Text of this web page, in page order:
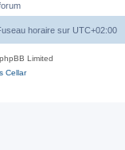
horaire sur UTC+02:00
Limited
Cellar